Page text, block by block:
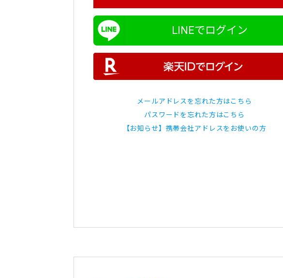
LINEでログイン
メールアドレスを忘れた方はこちら
パスワードを忘れた方はこちら
【お知らせ】携帯会社アドレスをお使いの方